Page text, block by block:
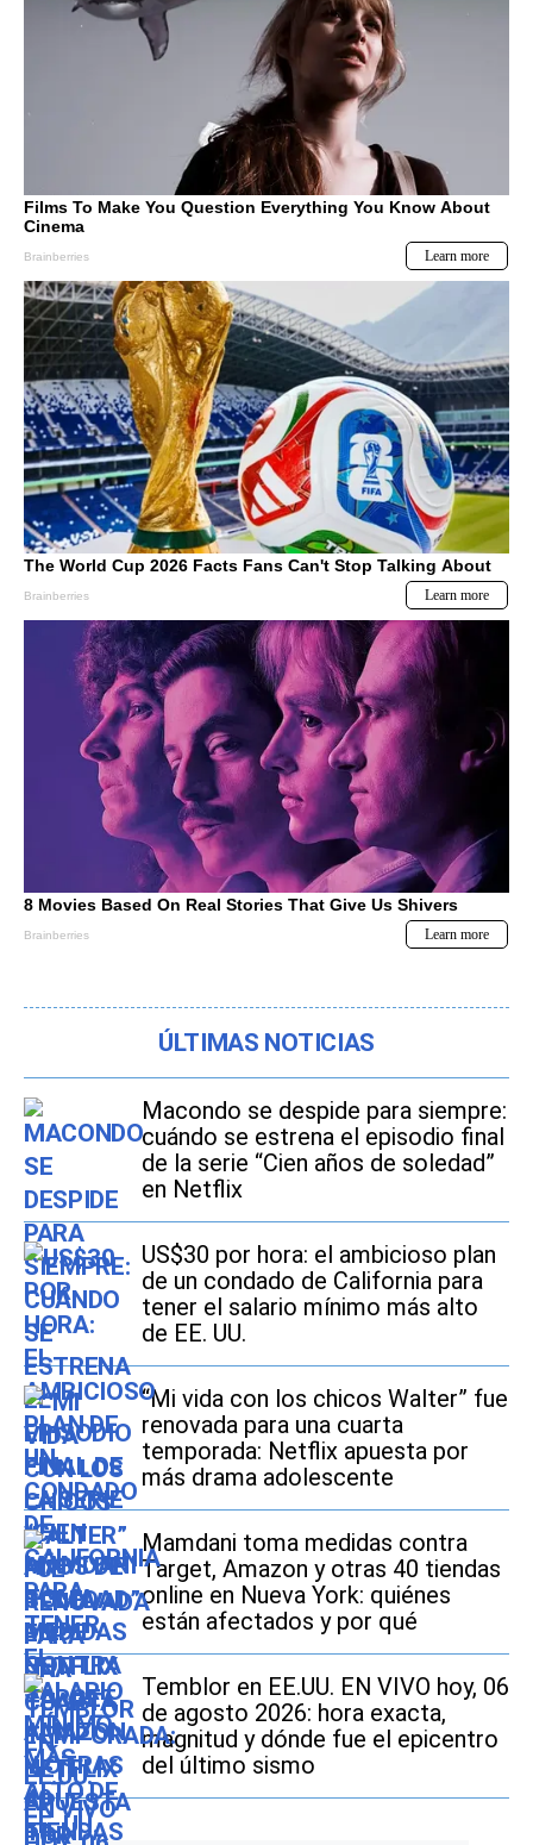
ÚLTIMAS NOTICIAS
Macondo se despide para siempre:
cuándo se estrena el episodio final
de la serie “Cien años de soledad”
en Netflix
US$30 por hora: el ambicioso plan
de un condado de California para
tener el salario mínimo más alto
de EE. UU.
“Mi vida con los chicos Walter” fue
renovada para una cuarta
temporada: Netflix apuesta por
más drama adolescente
Mamdani toma medidas contra
Target, Amazon y otras 40 tiendas
online en Nueva York: quiénes
están afectados y por qué
Temblor en EE.UU. EN VIVO hoy, 06
de agosto 2026: hora exacta,
magnitud y dónde fue el epicentro
del último sismo